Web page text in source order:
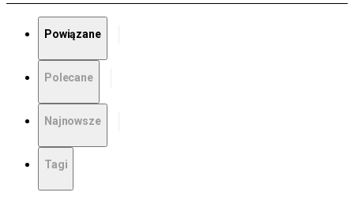
Powiązane
Polecane
Najnowsze
Tagi